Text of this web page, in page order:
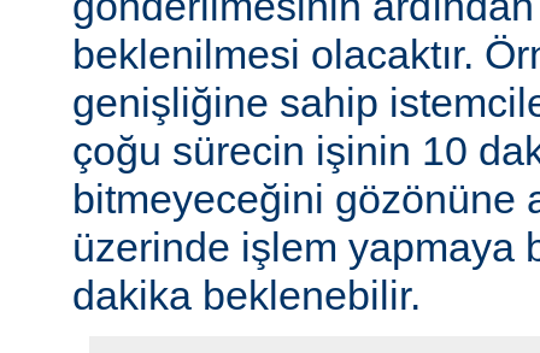
beklenilmesi olacaktır.
genişliğine sahip
çoğu sürecin işinin 10
bitmeyeceğini gözönüne
üzerinde işlem yapmaya
dakika beklenebilir.